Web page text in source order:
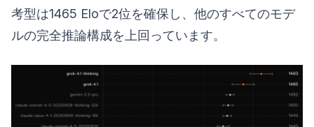
考型は1465 Eloで2位を確保し、他のすべてのモデ
ルの完全推論構成を上回っています。